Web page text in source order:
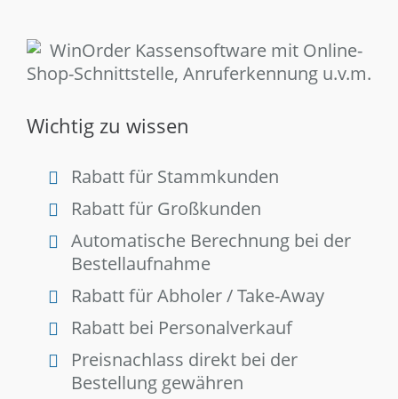
Wichtig zu wissen
Rabatt für Stammkunden
Rabatt für Großkunden
Automatische Berechnung bei der
Bestellaufnahme
Rabatt für Abholer / Take-Away
Rabatt bei Personalverkauf
Preisnachlass direkt bei der
Bestellung gewähren